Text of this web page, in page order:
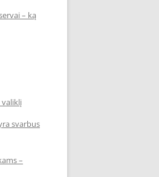
– ką
valiklį
svarbus
–